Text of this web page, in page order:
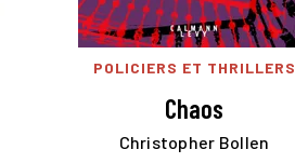
POLICIERS ET THRILLERS
Chaos
Christopher Bollen